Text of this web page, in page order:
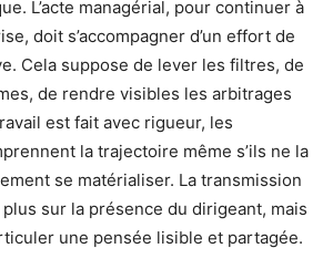
L’acte managérial, pour continuer à
doit s’accompagner d’un effort de
Cela suppose de lever les filtres, de
de rendre visibles les arbitrages
est fait avec rigueur, les
la trajectoire même s’ils ne la
se matérialiser. La transmission
sur la présence du dirigeant, mais
une pensée lisible et partagée.